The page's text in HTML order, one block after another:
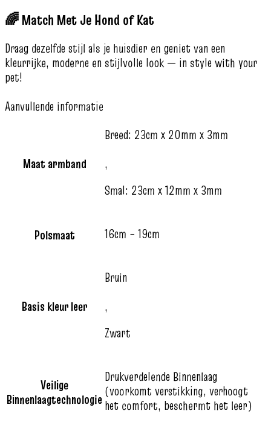
🌈 Match Met Je Hond of Kat
Draag dezelfde stijl als je huisdier en geniet van een
kleurrijke, moderne en stijlvolle look — in style with your
pet!
Aanvullende informatie
Maat armband
Breed: 23cm x 20mm x 3mm
,
Smal: 23cm x 12mm x 3mm
Polsmaat 16cm – 19cm
Basis kleur leer
Bruin
,
Zwart
Veilige
Binnenlaagtechnologie
Drukverdelende Binnenlaag
(voorkomt verstikking, verhoogt
het comfort, beschermt het leer)